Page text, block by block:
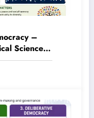
–
Science